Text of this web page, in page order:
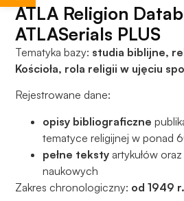
ATLA Religion
ATLASerials PLUS
Tematyka bazy: studia biblijne,
Kościoła, rola religii w ujęciu
Rejestrowane dane:
opisy bibliograficzne
tematyce religijnej w ponad
pełne teksty artykułów
naukowych
Zakres chronologiczny: od 1949 r.